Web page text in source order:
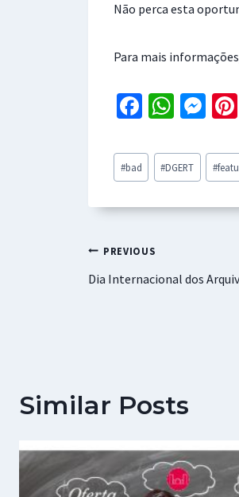
Não perca esta
Para mais
Fa
b
o
o
W
at
sA
p
M
se
n
ge
Post
Tags:
#bad #DGERT #
Navegação
de
PREVIOUS
Dia Internacional dos
Similar Posts